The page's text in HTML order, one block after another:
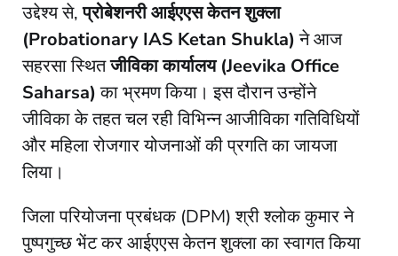
उद्देश्य से,प्रोबेशनरी आईएएस केतन शुक्ला
(Probationary IAS Ketan Shukla)ने आज
सहरसा स्थितजीविका कार्यालय (Jeevika Office
Saharsa)का भ्रमण किया। इस दौरान उन्होंने
जीविका के तहत चल रही विभिन्न आजीविका गतिविधियों
और महिला रोजगार योजनाओं की प्रगति का जायजा
लिया।
​जिला परियोजना प्रबंधक (DPM) श्री श्लोक कुमार ने
पुष्पगुच्छ भेंट कर आईएएस केतन शुक्ला का स्वागत किया